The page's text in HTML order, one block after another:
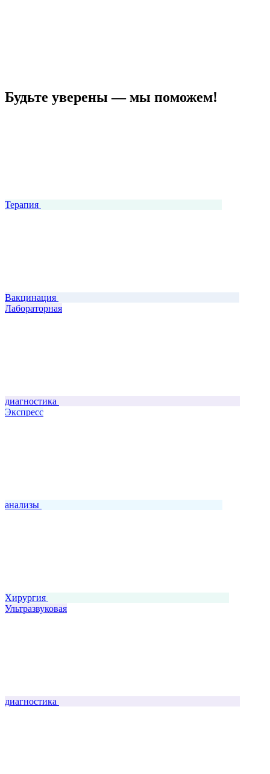
Будьте уверены — мы поможем!
Терапия
Вакцинация
Лабораторная
диагностика
Экспресс
анализы
Хирургия
Ультразвуковая
диагностика